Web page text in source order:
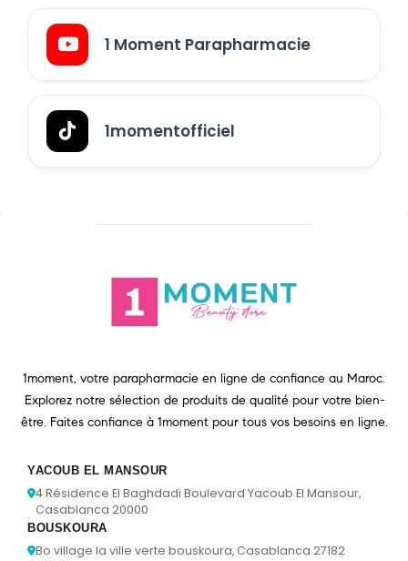
1 Moment Parapharmacie
1momentofficiel
1moment, votre parapharmacie en ligne de confiance au Maroc.
Explorez notre sélection de produits de qualité pour votre bien-
être. Faites confiance à 1moment pour tous vos besoins en ligne.
YACOUB EL MANSOUR
4 Résidence El Baghdadi Boulevard Yacoub El Mansour,
Casablanca 20000
BOUSKOURA
Bo village la ville verte bouskoura, Casablanca 27182